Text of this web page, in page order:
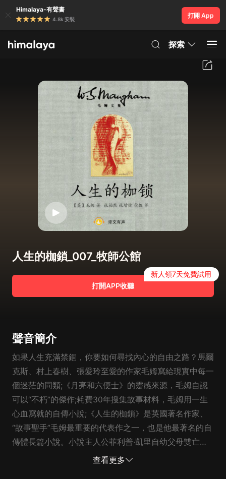
Himalaya-有聲書
4.8k 安裝
打開 App
探索
人生的枷鎖_007_牧師公館
打開APP收聽
新人領7天免費試用
聲音簡介
如果人生充滿禁錮，你要如何尋找內心的自由之路？馬爾
克斯、村上春樹、張愛玲至愛的作家毛姆寫給現實中每一
個迷茫的同類;《月亮和六便士》的靈感來源，毛姆自認
可以“不朽”的傑作;耗費30年搜集故事材料，毛姆用一生
心血寫就的自傳小說;《人生的枷鎖》是英國著名作家、
“故事聖手”毛姆最重要的代表作之一，也是他最著名的自
傳體長篇小說。小說主人公菲利普·凱里自幼父母雙亡，
不幸又先天殘疾，在冷漠而陌生的環境中度過了童年，性
查看更多